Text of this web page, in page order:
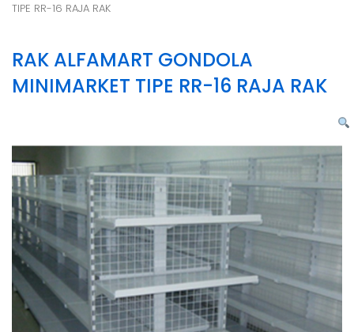
TIPE RR-16 RAJA RAK
RAK ALFAMART GONDOLA
MINIMARKET TIPE RR-16 RAJA RAK